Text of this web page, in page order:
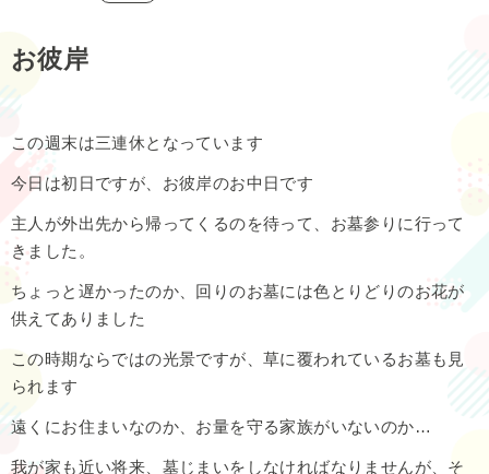
お彼岸
この週末は三連休となっています
今日は初日ですが、お彼岸のお中日です
主人が外出先から帰ってくるのを待って、お墓参りに行って
きました。
ちょっと遅かったのか、回りのお墓には色とりどりのお花が
供えてありました
この時期ならではの光景ですが、草に覆われているお墓も見
られます
遠くにお住まいなのか、お量を守る家族がいないのか…
我が家も近い将来、墓じまいをしなければなりませんが、そ